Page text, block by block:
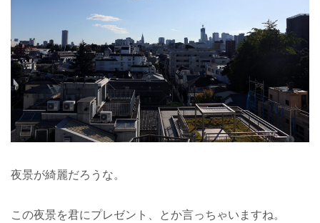
夜景が綺麗だろうな。
この夜景を君にプレゼント、とか言っちゃいますね。